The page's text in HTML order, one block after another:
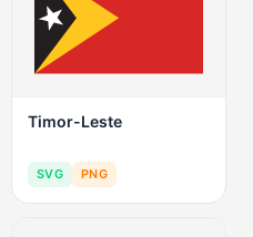
Timor-Leste
SVG PNG